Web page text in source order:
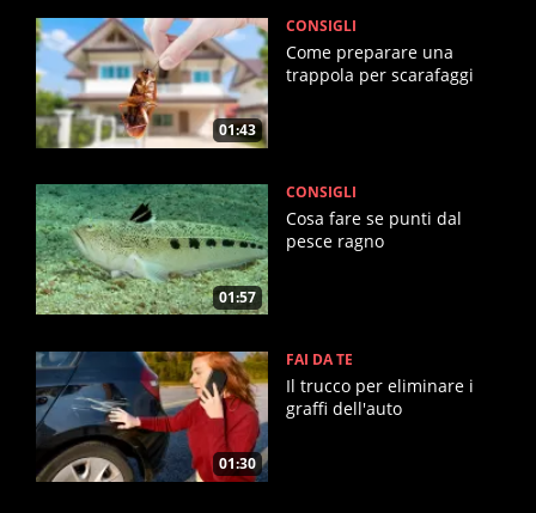
01:43
CONSIGLI
Come preparare una
trappola per scarafaggi
01:57
CONSIGLI
Cosa fare se punti dal
pesce ragno
01:30
FAI DA TE
Il trucco per eliminare i
graffi dell'auto